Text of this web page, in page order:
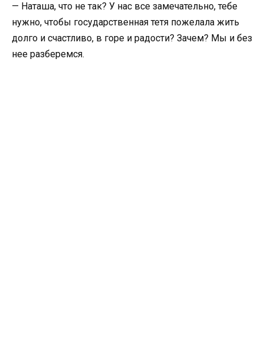
— Наташа, что не так? У нас все замечательно, тебе
нужно, чтобы государственная тетя пожелала жить
долго и счастливо, в горе и радости? Зачем? Мы и без
нее разберемся.